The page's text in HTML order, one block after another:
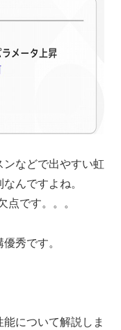
などで出やすい虹
んですよね。
点です。。。
秀です。
について解説しま